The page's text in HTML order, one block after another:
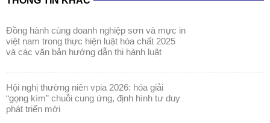
đồng hành cùng doanh nghiệp sơn và mực in
việt nam trong thực hiện luật hóa chất 2025
và các văn bản hướng dẫn thi hành luật
hội nghị thường niên vpia 2026: hóa giải
“gọng kìm” chuỗi cung ứng, định hình tư duy
phát triển mới